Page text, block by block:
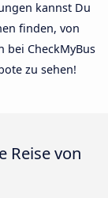
kannst Du
finden, von
bei CheckMyBus
zu sehen!
Reise von